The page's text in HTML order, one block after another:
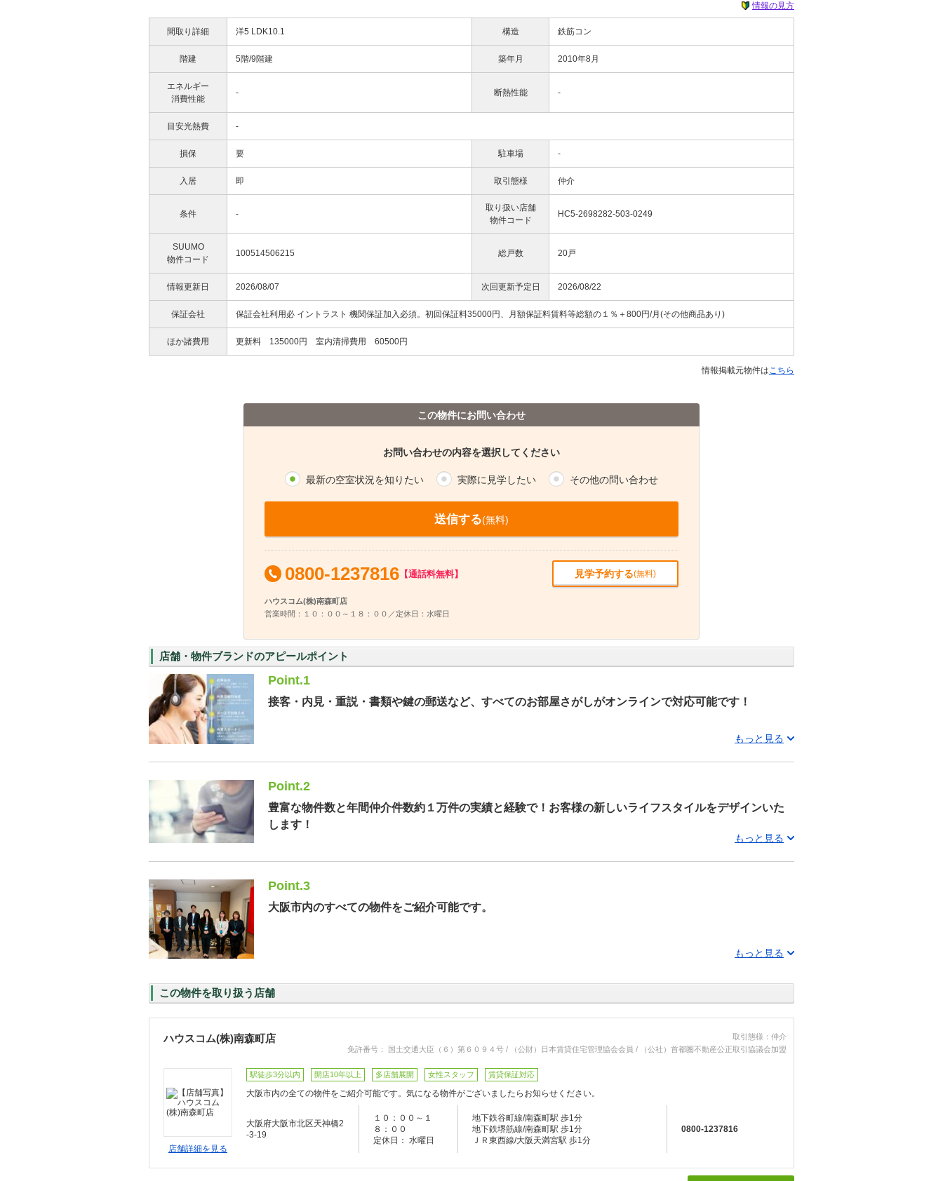
情報の見方
間取り詳細 洋5 LDK10.1 構造 鉄筋コン
階建 5階/9階建 築年月 2010年8月
エネルギー
消費性能
- 断熱性能 -
目安光熱費 -
損保 要 駐車場 -
入居 即 取引態様 仲介
条件 -
取り扱い店舗
物件コード
HC5-2698282-503-0249
SUUMO
物件コード
100514506215 総戸数 20戸
情報更新日 2026/08/07 次回更新予定日 2026/08/22
保証会社 保証会社利用必 イントラスト 機関保証加入必須。初回保証料35000円、月額保証料賃料等総額の１％＋800円/月(その他商品あり)
ほか諸費用 更新料 135000円 室内清掃費用 60500円
情報掲載元物件はこちら
この物件にお問い合わせ
お問い合わせの内容を選択してください
最新の空室状況を知りたい 実際に見学したい その他の問い合わせ
送信する(無料)
0800-1237816 【通話料無料】 見学予約する(無料)
ハウスコム(株)南森町店
営業時間：１０：００～１８：００／定休日：水曜日
店舗・物件ブランドのアピールポイント
Point.1
接客・内見・重説・書類や鍵の郵送など、すべてのお部屋さがしがオンラインで対応可能です！
もっと見る
Point.2
豊富な物件数と年間仲介件数約１万件の実績と経験で！お客様の新しいライフスタイルをデザインいた
します！
もっと見る
Point.3
大阪市内のすべての物件をご紹介可能です。
もっと見る
この物件を取り扱う店舗
ハウスコム(株)南森町店
取引態様：仲介
免許番号： 国土交通大臣（６）第６０９４号 / （公財）日本賃貸住宅管理協会会員 / （公社）首都圏不動産公正取引協議会加盟
店舗詳細を見る
駅徒歩3分以内 開店10年以上 多店舗展開 女性スタッフ 賃貸保証対応
大阪市内の全ての物件をご紹介可能です。気になる物件がございましたらお知らせください。
大阪府大阪市北区天神橋2
-3-19
１０：００～１
８：００
定休日： 水曜日
地下鉄谷町線/南森町駅 歩1分
地下鉄堺筋線/南森町駅 歩1分
ＪＲ東西線/大阪天満宮駅 歩1分
0800-1237816